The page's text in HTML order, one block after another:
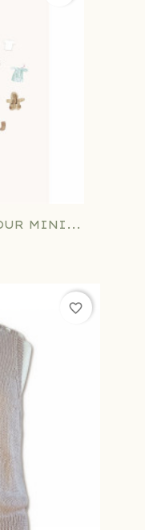
MINI...
favorite_border